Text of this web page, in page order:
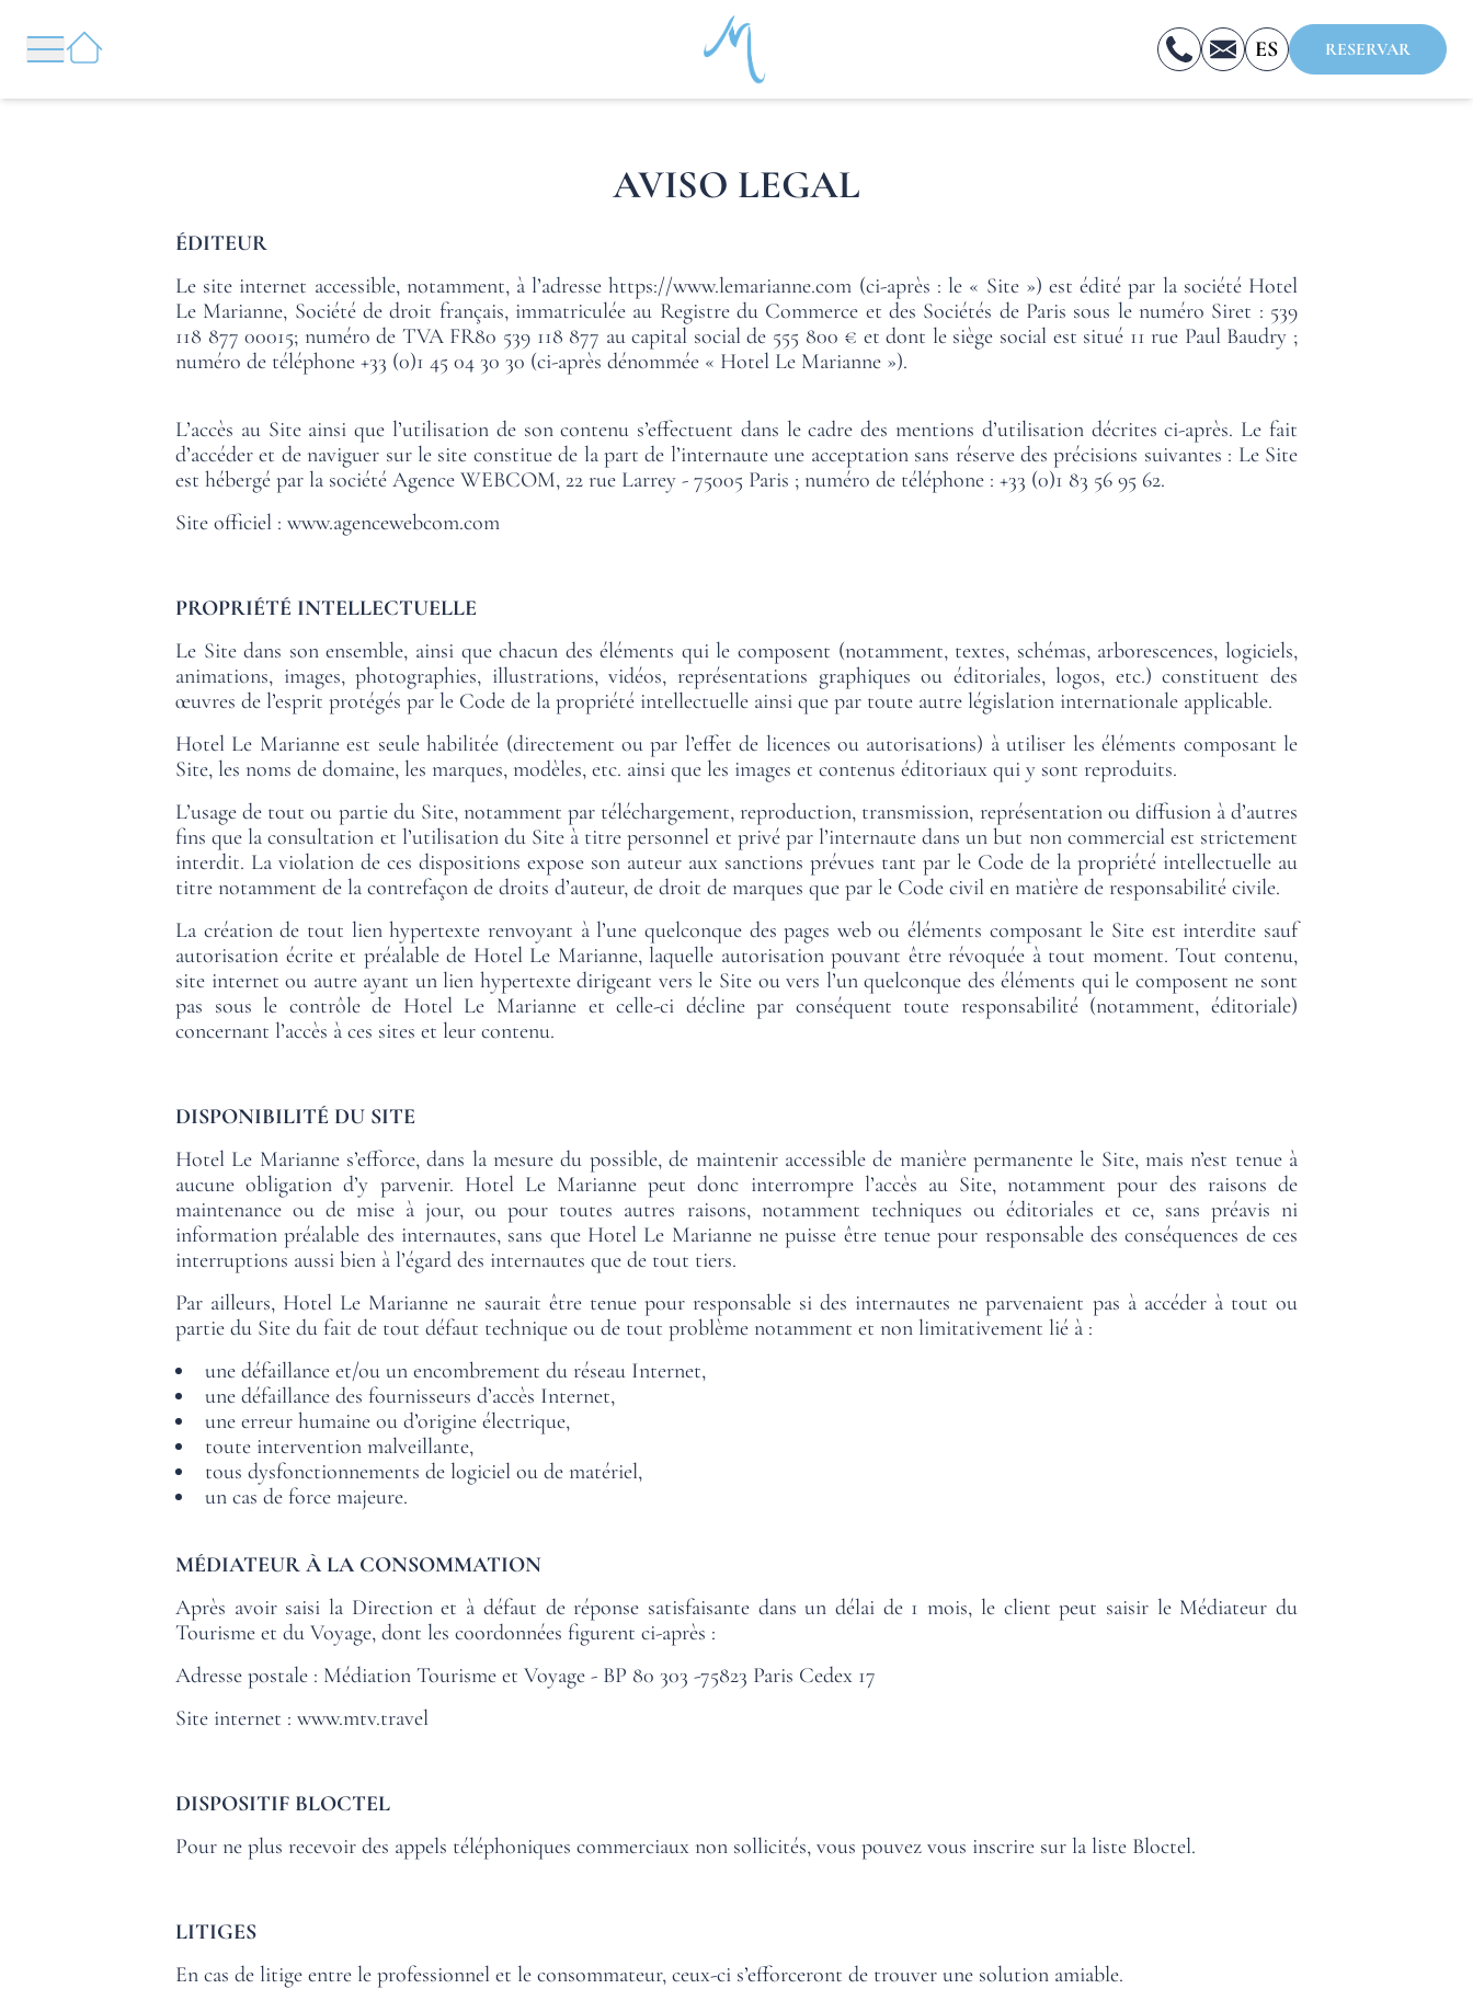
ES
FR
RESERVAR
BIENVENIDO
HABITACIONES
UBICACIÓN
GALERÍA DE FOTOS
DESCUBRIR
DESCUBRIR
DESCUBRIR
DESCUBRIR
DESCUBRIR
DESCUBRIR
DESCUBRIR
DESCUBRIR
CERRAR
AVISO LEGAL
ÉDITEUR
Le site internet accessible, notamment, à l’adressehttps://www.lemarianne.com (ci-après : le « Site ») est édité par la société Hotel
Le Marianne, Société de droit français, immatriculée au Registre du Commerce et des Sociétés de Paris sous le numéro Siret : 539
118 877 00015; numéro de TVA FR80 539 118 877 au capital social de 555 800 € et dont le siège social est situé 11 rue Paul Baudry ;
numéro de téléphone +33 (0)1 45 04 30 30 (ci-après dénommée « Hotel Le Marianne »).
L’accès au Site ainsi que l’utilisation de son contenu s’effectuent dans le cadre des mentions d’utilisation décrites ci-après. Le fait
d’accéder et de naviguer sur le site constitue de la part de l’internaute une acceptation sans réserve des précisions suivantes : Le Site
est hébergé par la société Agence WEBCOM, 22 rue Larrey - 75005 Paris ; numéro de téléphone : +33 (0)1 83 56 95 62.
Site officiel : www.agencewebcom.com
PROPRIÉTÉ INTELLECTUELLE
Le Site dans son ensemble, ainsi que chacun des éléments qui le composent (notamment, textes, schémas, arborescences, logiciels,
animations, images, photographies, illustrations, vidéos, représentations graphiques ou éditoriales, logos, etc.) constituent des
œuvres de l’esprit protégés par le Code de la propriété intellectuelle ainsi que par toute autre législation internationale applicable.
Hotel Le Marianne est seule habilitée (directement ou par l’effet de licences ou autorisations) à utiliser les éléments composant le
Site, les noms de domaine, les marques, modèles, etc. ainsi que les images et contenus éditoriaux qui y sont reproduits.
L’usage de tout ou partie du Site, notamment par téléchargement, reproduction, transmission, représentation ou diffusion à d’autres
fins que la consultation et l’utilisation du Site à titre personnel et privé par l’internaute dans un but non commercial est strictement
interdit. La violation de ces dispositions expose son auteur aux sanctions prévues tant par le Code de la propriété intellectuelle au
titre notamment de la contrefaçon de droits d’auteur, de droit de marques que par le Code civil en matière de responsabilité civile.
La création de tout lien hypertexte renvoyant à l’une quelconque des pages web ou éléments composant le Site est interdite sauf
autorisation écrite et préalable de Hotel Le Marianne, laquelle autorisation pouvant être révoquée à tout moment. Tout contenu,
site internet ou autre ayant un lien hypertexte dirigeant vers le Site ou vers l’un quelconque des éléments qui le composent ne sont
pas sous le contrôle de Hotel Le Marianne et celle-ci décline par conséquent toute responsabilité (notamment, éditoriale)
concernant l’accès à ces sites et leur contenu.
DISPONIBILITÉ DU SITE
Hotel Le Marianne s’efforce, dans la mesure du possible, de maintenir accessible de manière permanente le Site, mais n’est tenue à
aucune obligation d’y parvenir. Hotel Le Marianne peut donc interrompre l’accès au Site, notamment pour des raisons de
maintenance ou de mise à jour, ou pour toutes autres raisons, notamment techniques ou éditoriales et ce, sans préavis ni
information préalable des internautes, sans que Hotel Le Marianne ne puisse être tenue pour responsable des conséquences de ces
interruptions aussi bien à l’égard des internautes que de tout tiers.
Par ailleurs, Hotel Le Marianne ne saurait être tenue pour responsable si des internautes ne parvenaient pas à accéder à tout ou
partie du Site du fait de tout défaut technique ou de tout problème notamment et non limitativement lié à :
une défaillance et/ou un encombrement du réseau Internet,
une défaillance des fournisseurs d’accès Internet,
une erreur humaine ou d’origine électrique,
toute intervention malveillante,
tous dysfonctionnements de logiciel ou de matériel,
un cas de force majeure.
MÉDIATEUR À LA CONSOMMATION
Après avoir saisi la Direction et à défaut de réponse satisfaisante dans un délai de 1 mois, le client peut saisir le Médiateur du
Tourisme et du Voyage, dont les coordonnées figurent ci-après :
Adresse postale : Médiation Tourisme et Voyage - BP 80 303 -75823 Paris Cedex 17
Site internet : www.mtv.travel
DISPOSITIF BLOCTEL
Pour ne plus recevoir des appels téléphoniques commerciaux non sollicités, vous pouvez vous inscrire sur la liste Bloctel.
LITIGES
En cas de litige entre le professionnel et le consommateur, ceux-ci s’efforceront de trouver une solution amiable.